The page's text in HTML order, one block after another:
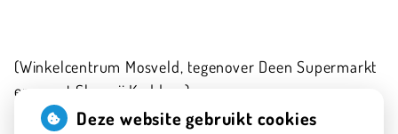
(Winkelcentrum Mosveld, tegenover Deen Supermarkt
en naast Slagerij Kaddour)
020-6341575
Deze website gebruikt cookies